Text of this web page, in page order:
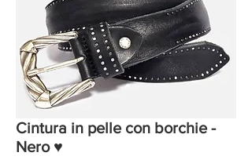
Cintura in pelle con borchie -
Nero ♥